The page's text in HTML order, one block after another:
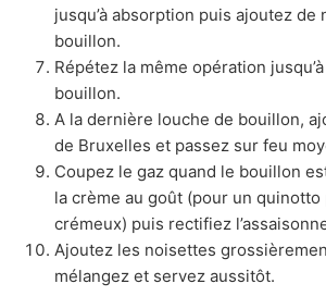
jusqu’à absorption puis ajoutez de
bouillon.
Répétez la même opération
bouillon.
A la dernière louche de bouillon,
de Bruxelles et passez sur feu
Coupez le gaz quand le bouillon
la crème au goût (pour un quinotto
crémeux) puis rectifiez
Ajoutez les noisettes
mélangez et servez aussitôt.